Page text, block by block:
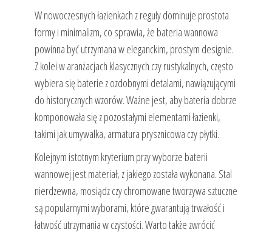
W nowoczesnych łazienkach z reguły dominuje prostota
formy i minimalizm, co sprawia, że bateria wannowa
powinna być utrzymana w eleganckim, prostym designie.
Z kolei w aranżacjach klasycznych czy rustykalnych, często
wybiera się baterie z ozdobnymi detalami, nawiązującymi
do historycznych wzorów. Ważne jest, aby bateria dobrze
komponowała się z pozostałymi elementami łazienki,
takimi jak umywalka, armatura prysznicowa czy płytki.
Kolejnym istotnym kryterium przy wyborze baterii
wannowej jest materiał, z jakiego została wykonana. Stal
nierdzewna, mosiądz czy chromowane tworzywa sztuczne
są popularnymi wyborami, które gwarantują trwałość i
łatwość utrzymania w czystości. Warto także zwrócić